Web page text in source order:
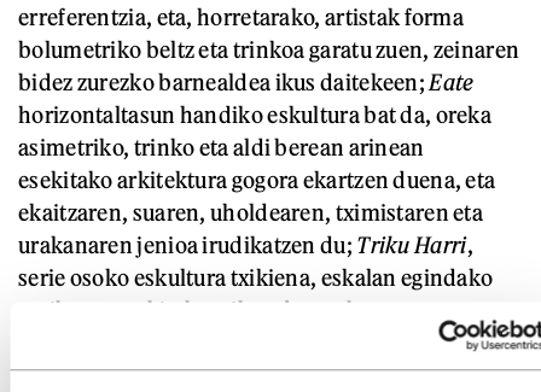
erreferentzia, eta, horretarako, artistak forma
bolumetriko beltz eta trinkoa garatu zuen, zeinaren
bidez zurezko barnealdea ikus daitekeen;Eate
horizontaltasun handiko eskultura bat da, oreka
asimetriko, trinko eta aldi berean arinean
esekitako arkitektura gogora ekartzen duena, eta
ekaitzaren, suaren, uholdearen, tximistaren eta
urakanaren jenioa irudikatzen du; Triku Harri,
serie osoko eskultura txikiena, eskalan egindako
eraikuntza arkitektonikoa da, eta barruan zentauro
diseinatzeko Basterretxeak margotu zituen